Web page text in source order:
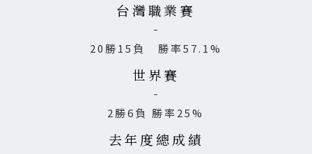
台灣職業賽
20勝15負 勝率57.1%
世界賽
2勝6負 勝率25%
去年度總成績